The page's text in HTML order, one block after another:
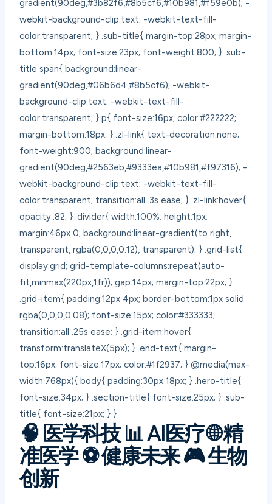
gradient(90deg,#3b82f6,#8b5cf6,#10b981,#f59e0b); -
webkit-background-clip:text; -webkit-text-fill-
color:transparent; } .sub-title{ margin-top:28px; margin-
bottom:14px; font-size:23px; font-weight:800; } .sub-
title span{ background:linear-
gradient(90deg,#06b6d4,#8b5cf6); -webkit-
background-clip:text; -webkit-text-fill-
color:transparent; } p{ font-size:16px; color:#222222;
margin-bottom:18px; } .zl-link{ text-decoration:none;
font-weight:900; background:linear-
gradient(90deg,#2563eb,#9333ea,#10b981,#f97316); -
webkit-background-clip:text; -webkit-text-fill-
color:transparent; transition:all .3s ease; } .zl-link:hover{
opacity:.82; } .divider{ width:100%; height:1px;
margin:46px 0; background:linear-gradient(to right,
transparent, rgba(0,0,0,0.12), transparent); } .grid-list{
display:grid; grid-template-columns:repeat(auto-
fit,minmax(220px,1fr)); gap:14px; margin-top:22px; }
.grid-item{ padding:12px 4px; border-bottom:1px solid
rgba(0,0,0,0.08); font-size:15px; color:#333333;
transition:all .25s ease; } .grid-item:hover{
transform:translateX(5px); } .end-text{ margin-
top:16px; font-size:17px; color:#1f2937; } @media(max-
width:768px){ body{ padding:30px 18px; } .hero-title{
font-size:34px; } .section-title{ font-size:25px; } .sub-
title{ font-size:21px; } }
🧠 医学科技 📊 AI医疗🌐 精
准医学⚽ 健康未来🎮 生物
创新